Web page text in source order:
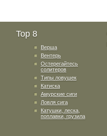
Top 8
Верша
Вентерь
Остерегайтесь
солитеров
Типы ловушек
Катиска
Амурские сиги
Ловля сига
Катушки, леска,
поплавки, грузила